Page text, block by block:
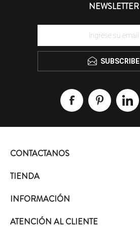
NEWSLETTER
SUBSCRIBE
CONTACTANOS
TIENDA
INFORMACIÓN
ATENCIÓN AL CLIENTE